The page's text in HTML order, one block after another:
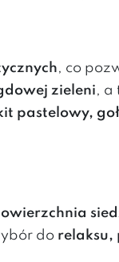
, co
zieleni, a
pastelowy,
do relaksu,